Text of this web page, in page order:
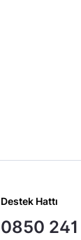
Destek Hattı
0850 241